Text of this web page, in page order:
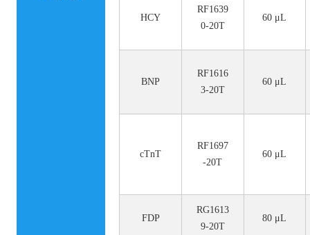
HCY
RF1639
0-20T
60 μL
BNP
RF1616
3-20T
60 μL
cTnT
RF1697
-20T
60 μL
FDP
RG1613
9-20T
80 μL